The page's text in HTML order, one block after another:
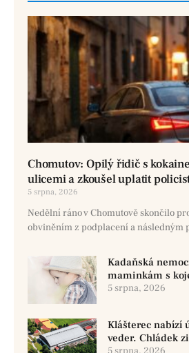
Chomutov: Opilý řidič s
ulicemi a zkoušel uplatit
5 srpna, 2026
Nedělní ráno v Chomutově skončilo
obviněním z podplacení a následným
Kadaňská
maminkám s
začíná už před
5 srpna, 2026
Klášterec nabízí
veder. Chládek